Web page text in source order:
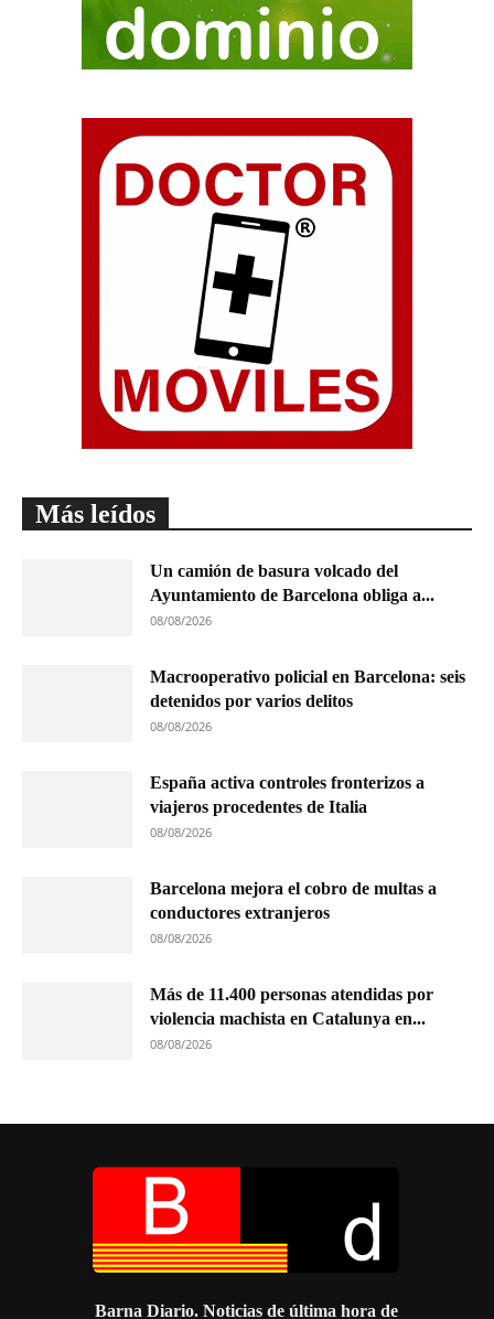
Más leídos
Un camión de basura volcado del
Ayuntamiento de Barcelona obliga a...
08/08/2026
Macrooperativo policial en Barcelona: seis
detenidos por varios delitos
08/08/2026
España activa controles fronterizos a
viajeros procedentes de Italia
08/08/2026
Barcelona mejora el cobro de multas a
conductores extranjeros
08/08/2026
Más de 11.400 personas atendidas por
violencia machista en Catalunya en...
08/08/2026
Barna Diario. Noticias de última hora de